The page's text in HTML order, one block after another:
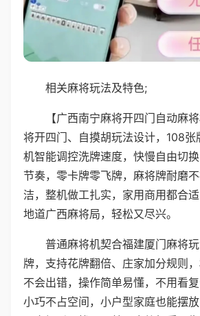
相关麻将玩法及特色;
【广西南宁麻将开四门自动麻
将开四门、自摸胡玩法设计，108
机智能调控洗牌速度，快慢自由切
节奏，零卡牌零飞牌，麻将牌耐磨
洁，整机做工扎实，家用商用都合
地道广西麻将局，轻松又尽兴。
普通麻将机契合福建厦门麻将
牌，支持花牌翻倍、庄家加分规则，
不会出错，操作简单易懂，不用看
小巧不占空间，小户型家庭也能摆放